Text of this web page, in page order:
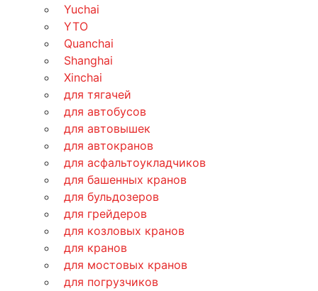
Yuchai
YTO
Quanchai
Shanghai
Xinchai
для тягачей
для автобусов
для автовышек
для автокранов
для асфальтоукладчиков
для башенных кранов
для бульдозеров
для грейдеров
для козловых кранов
для кранов
для мостовых кранов
для погрузчиков